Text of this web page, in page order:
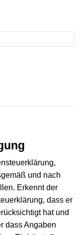
und nach
Erkennt der
dass er
hat und
dass Angaben